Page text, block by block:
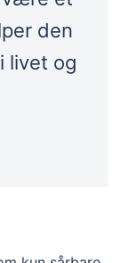
den
livet og